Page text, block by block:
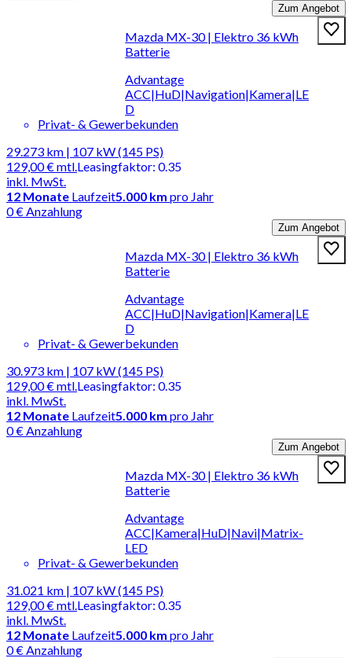
Zum Angebot
Mazda MX-30 | Elektro 36 kWh
Batterie
Advantage
ACC|HuD|Navigation|Kamera|LE
D
Privat- & Gewerbekunden
29.273 km | 107 kW (145 PS)
129,00 €mtl.
inkl. MwSt.
Leasingfaktor: 0.35
12 Monate Laufzeit5.000 km pro Jahr
0 € Anzahlung
Zum Angebot
Mazda MX-30 | Elektro 36 kWh
Batterie
Advantage
ACC|HuD|Navigation|Kamera|LE
D
Privat- & Gewerbekunden
30.973 km | 107 kW (145 PS)
129,00 €mtl.
inkl. MwSt.
Leasingfaktor: 0.35
12 Monate Laufzeit5.000 km pro Jahr
0 € Anzahlung
Zum Angebot
Mazda MX-30 | Elektro 36 kWh
Batterie
Advantage
ACC|Kamera|HuD|Navi|Matrix-
LED
Privat- & Gewerbekunden
31.021 km | 107 kW (145 PS)
129,00 €mtl.
inkl. MwSt.
Leasingfaktor: 0.35
12 Monate Laufzeit5.000 km pro Jahr
0 € Anzahlung